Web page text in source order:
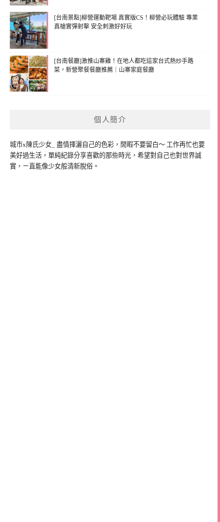
[台南景點]柳營運動靶場 真實版CS！柳營必玩體驗 專業
真槍實彈射擊 安全刺激好好玩
[台南餐廳]激推山寨雞！在地人都吃這家台式熱炒手路
菜，新營聚餐餐廳推薦｜山寨家庭餐廳
個人簡介
城市x陳氏少女_ 盡情揮灑自己的色彩，閒暇不要留白～ 工作再忙也要
美好過生活，單純紀錄分享喜歡的那些時光，希望對自己也對世界誠
實，ㄧ直能像少女般清新脫俗。